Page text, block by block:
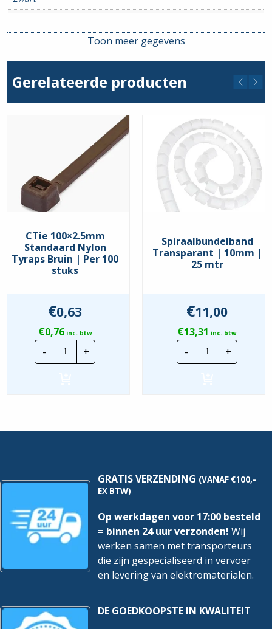
780mm
Toon meer gegevens
Gerelateerde producten
CTie 100×2.5mm
Standaard Nylon
Tyraps Bruin | Per 100
stuks
€0,63
€0,76inc. btw
-
CTie
100x2.5mm
Standaard
stuks
+
Spiraalbundelband
Transparant | 10mm |
25 mtr
€11,00
€13,31 inc. btw
- Transparant
|
+
GRATIS VERZENDING (VANAF €100,-
EX BTW)
Op werkdagen voor 17:00 besteld
= binnen 24 uur verzonden! Wij
werken samen met transporteurs
die zijn gespecialiseerd in vervoer
en levering van elektromaterialen.
DE GOEDKOOPSTE IN KWALITEIT